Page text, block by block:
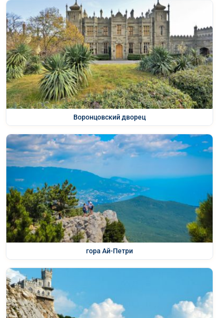
Воронцовский дворец
гора Ай-Петри